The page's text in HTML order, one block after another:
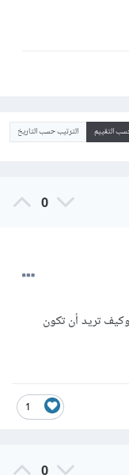
التقييم الترتيب حسب التاريخ
0
تريد أن تكون
1